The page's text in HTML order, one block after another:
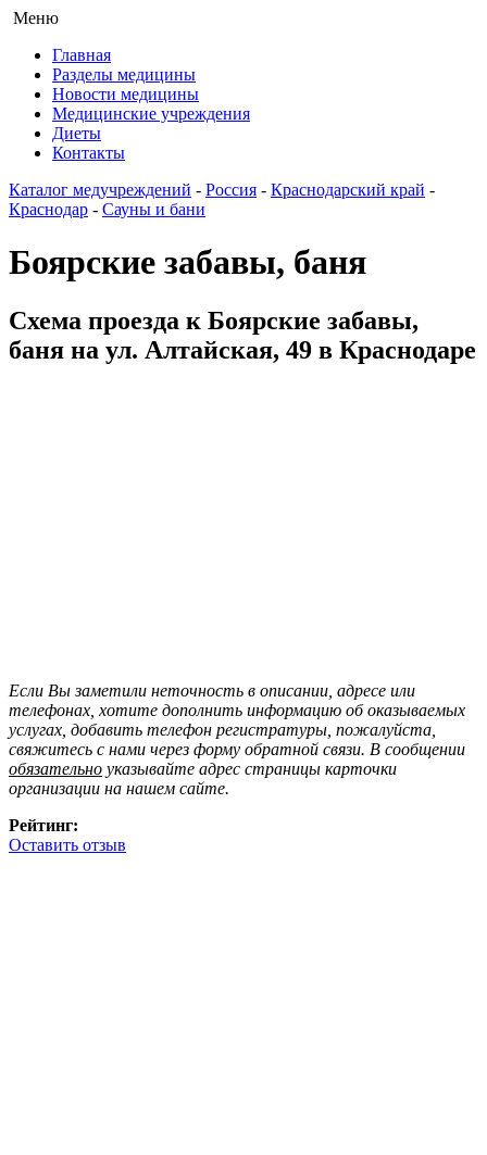
Меню
Главная
Разделы медицины
Новости медицины
Медицинские учреждения
Диеты
Контакты
Каталог медучреждений - Россия - Краснодарский край -
Краснодар - Сауны и бани
Боярские забавы, баня
Схема проезда к Боярские забавы,
баня на ул. Алтайская, 49 в Краснодаре
Если Вы заметили неточность в описании, адресе или
телефонах, хотите дополнить информацию об оказываемых
услугах, добавить телефон регистратуры, пожалуйста,
свяжитесь с нами через форму обратной связи. В сообщении
обязательно указывайте адрес страницы карточки
организации на нашем сайте.
Рейтинг:
Оставить отзыв